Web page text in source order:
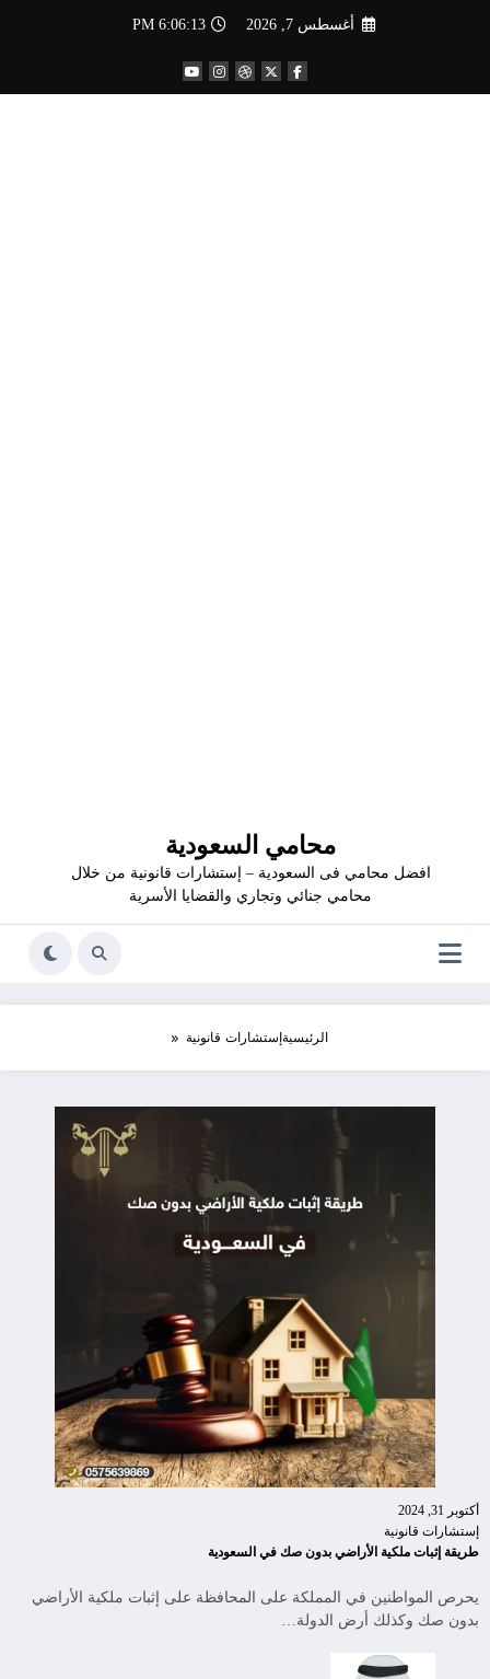
أغسطس 7, 2026 6:06:14 PM
محامي السعودية
افضل محامي فى السعودية – إستشارات قانونية من خلال
محامي جنائي وتجاري والقضايا الأسرية
الرئيسيةإستشارات قانونية
أكتوبر 31, 2024
إستشارات قانونية
طريقة إثبات ملكية الأراضي بدون صك في السعودية
يحرص المواطنين في المملكة على المحافظة على إثبات ملكية الأراضي
بدون صك وكذلك أرض الدولة…